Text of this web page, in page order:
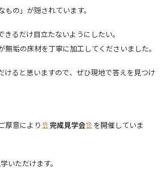
の」が隠されています。
るだけ目立たないようにしたい。
無垢の床材を丁寧に加工してくださいました。
けると思いますので、ぜひ現地で答えを見つけ
厚意により 完成見学会
を開催していま
いただけます。